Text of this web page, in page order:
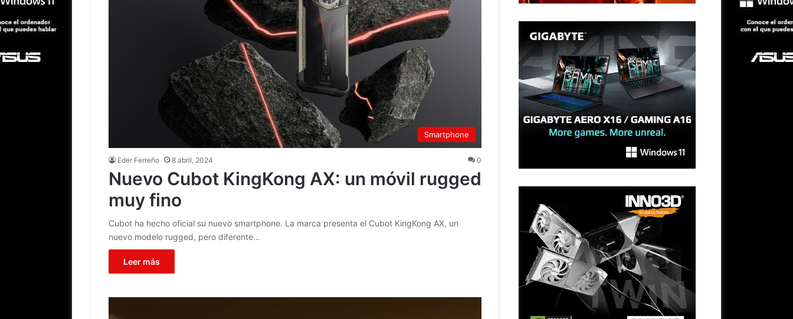
Smartphone
Eder Ferreño 8 abril, 2024 0
Nuevo Cubot KingKong AX: un móvil rugged
muy fino
Cubot ha hecho oficial su nuevo smartphone. La marca presenta el Cubot KingKong AX, un
nuevo modelo rugged, pero diferente…
Leer más